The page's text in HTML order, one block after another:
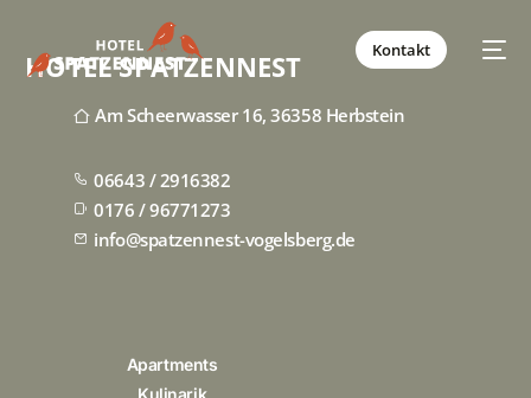
Kontakt
HOTEL SPATZENNEST
Am Scheerwasser 16, 36358 Herbstein
06643 / 2916382
0176 / 96771273
info@spatzennest-vogelsberg.de
Apartments
Kulinarik